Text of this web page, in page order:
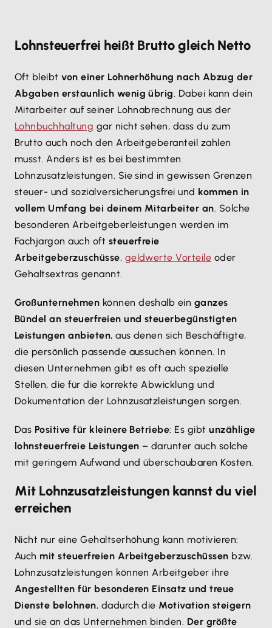
Lohnsteuerfrei heißt Brutto gleich Netto
Oft bleibtvon einer Lohnerhöhung nach Abzug der
Abgaben erstaunlich wenig übrig. Dabei kann dein
Mitarbeiter auf seiner Lohnabrechnung aus der
Lohnbuchhaltung gar nicht sehen, dass du zum
Brutto auch noch den Arbeitgeberanteil zahlen
musst. Anders ist es bei bestimmten
Lohnzusatzleistungen. Sie sind in gewissen Grenzen
steuer- und sozialversicherungsfrei und kommen in
vollem Umfang bei deinem Mitarbeiter an. Solche
besonderen Arbeitgeberleistungen werden im
Fachjargon auch oft steuerfreie
Arbeitgeberzuschüsse, geldwerte Vorteile oder
Gehaltsextras genannt.
Großunternehmen können deshalb ein ganzes
Bündel an steuerfreien und steuerbegünstigten
Leistungen anbieten, aus denen sich Beschäftigte,
die persönlich passende aussuchen können. In
diesen Unternehmen gibt es oft auch spezielle
Stellen, die für die korrekte Abwicklung und
Dokumentation der Lohnzusatzleistungen sorgen.
Das Positive für kleinere Betriebe: Es gibtunzählige
lohnsteuerfreie Leistungen – darunter auch solche
mit geringem Aufwand und überschaubaren Kosten.
Mit Lohnzusatzleistungen kannst du viel
erreichen
Nicht nur eine Gehaltserhöhung kann motivieren:
Auch mit steuerfreien Arbeitgeberzuschüssen bzw.
Lohnzusatzleistungen können Arbeitgeber ihre
Angestellten für besonderen Einsatz und treue
Dienste belohnen, dadurch die Motivation steigern
und sie an das Unternehmen binden. Der größte